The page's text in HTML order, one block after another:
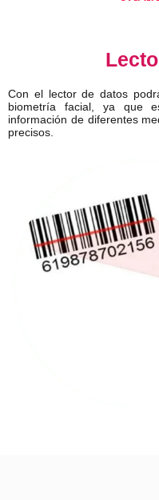
Con el lector de datos
biometría facial, ya que
información de diferentes
precisos.